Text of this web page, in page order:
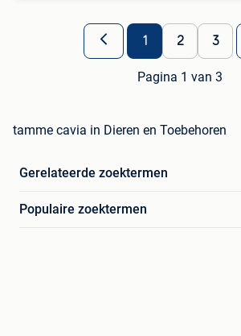
1 2 3
Pagina 1 van 3
tamme cavia in Dieren en Toebehoren
Gerelateerde zoektermen
Populaire zoektermen